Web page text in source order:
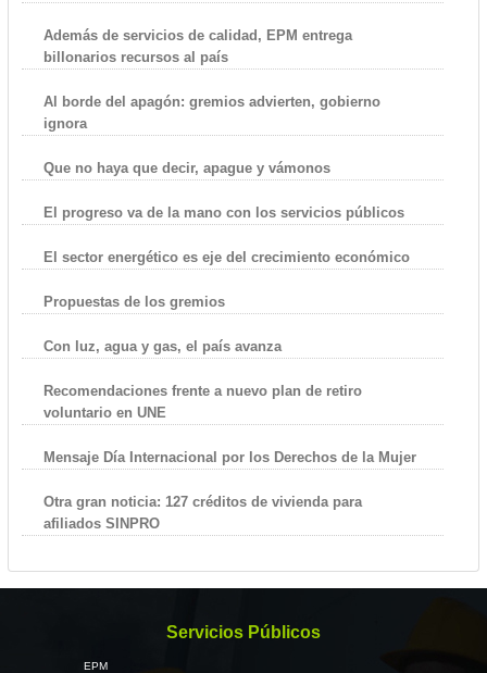
Además de servicios de calidad, EPM entrega
billonarios recursos al país
Al borde del apagón: gremios advierten, gobierno
ignora
Que no haya que decir, apague y vámonos
El progreso va de la mano con los servicios públicos
El sector energético es eje del crecimiento económico
Propuestas de los gremios
Con luz, agua y gas, el país avanza
Recomendaciones frente a nuevo plan de retiro
voluntario en UNE
Mensaje Día Internacional por los Derechos de la Mujer
Otra gran noticia: 127 créditos de vivienda para
afiliados SINPRO
Servicios Públicos
EPM